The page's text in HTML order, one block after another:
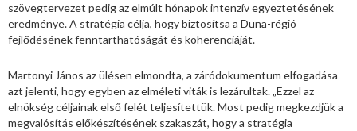
szövegtervezet pedig az elmúlt hónapok intenzív egyeztetésének
eredménye. A stratégia célja, hogy biztosítsa a Duna-régió
fejlődésének fenntarthatóságát és koherenciáját.
Martonyi János az ülésen elmondta, a záródokumentum elfogadása
azt jelenti, hogy egyben az elméleti viták is lezárultak. „Ezzel az
elnökség céljainak első felét teljesítettük. Most pedig megkezdjük a
megvalósítás előkészítésének szakaszát, hogy a stratégia